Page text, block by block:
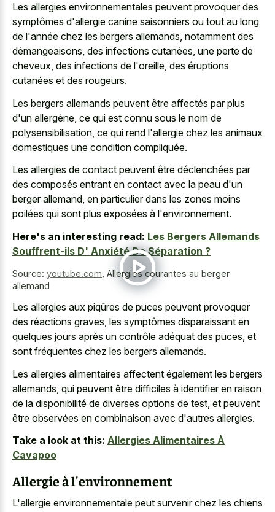
Les allergies environnementales peuvent provoquer des
symptômes d'allergie canine saisonniers ou tout au long
de l'année chez les bergers allemands, notamment des
démangeaisons, des infections cutanées, une perte de
cheveux, des infections de l'oreille, des éruptions
cutanées et des rougeurs.
Les bergers allemands peuvent être affectés par plus
d'un allergène, ce qui est connu sous le nom de
polysensibilisation, ce qui rend l'allergie chez les animaux
domestiques une condition compliquée.
Les allergies de contact peuvent être déclenchées par
des composés entrant en contact avec la peau d'un
berger allemand, en particulier dans les zones moins
poilées qui sont plus exposées à l'environnement.
Here's an interesting read: Les Bergers Allemands
Souffrent-ils D' Anxiété De Séparation ?
Source: youtube.com Allergies courantes au berger
allemand
Les allergies aux piqûres de puces peuvent provoquer
des réactions graves, les symptômes disparaissant en
quelques jours après un contrôle adéquat des puces, et
sont fréquentes chez les bergers allemands.
Les allergies alimentaires affectent également les bergers
allemands, qui peuvent être difficiles à identifier en raison
de la disponibilité de diverses options de test, et peuvent
être observées en combinaison avec d'autres allergies.
Take a look at this: Allergies Alimentaires À
Cavapoo
Allergie à l'environnement
L'allergie environnementale peut survenir chez les chiens